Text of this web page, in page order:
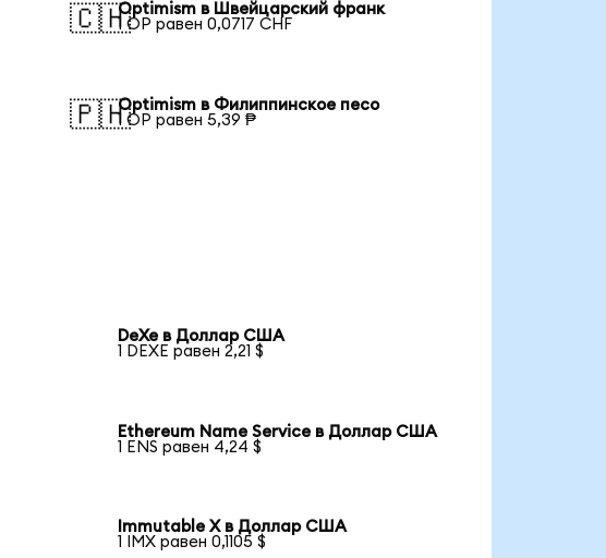
🇨🇭Optimism в Швейцарский франк
1 OP равен 0,0717 CHF
🇵🇭Optimism в Филиппинское песо
1 OP равен 5,39 ₱
DeXe в Доллар США
1 DEXE равен 2,21 $
Ethereum Name Service в Доллар США
1 ENS равен 4,24 $
Immutable X в Доллар США
1 IMX равен 0,1105 $